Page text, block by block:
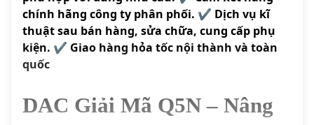
chính hãng công ty phân phối. ✔️ Dịch vụ kĩ
thuật sau bán hàng, sửa chữa, cung cấp phụ
kiện. ✔️ Giao hàng hỏa tốc nội thành và toàn
quốc
DAC Giải Mã Q5N – Nâng